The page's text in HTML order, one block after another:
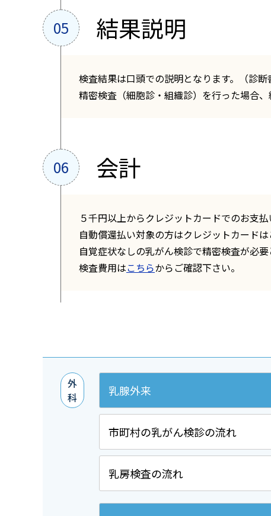
結果説明
検査結果は口頭での説明となります。（診
精密検査（細胞診・組織診）を行った場合
会計
５千円以上からクレジットカードでのお支
自動償還払い対象の方はクレジットカードは
自覚症状なしの乳がん検診で精密検査が必
検査費用はこちらからご確認下さい。
外
科
乳腺外来
市町村の乳がん検診の流れ
乳房検査の流れ